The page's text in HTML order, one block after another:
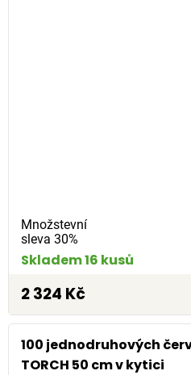
Množstevní
sleva 30%
Skladem 16 kusů
2 324 Kč
100 jednodruhových
TORCH 50 cm v kytici